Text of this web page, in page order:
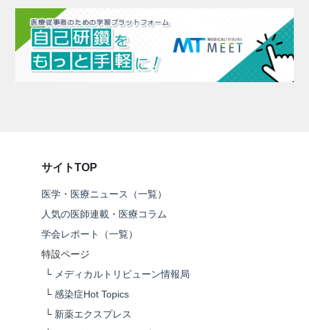
サイトTOP
医学・医療ニュース（一覧）
人気の医師連載・医療コラム
学会レポート（一覧）
特設ページ
└ メディカルトリビューン情報局
└ 感染症Hot Topics
└ 新薬エクスプレス